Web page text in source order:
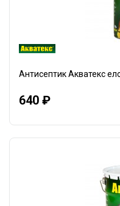
Антисептик Акватекс
640 ₽